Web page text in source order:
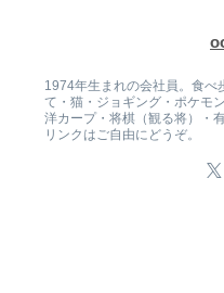
1974年生まれの会社員。食べ
て・猫・ジョギング・ポケモ
洋カープ・将棋（観る将）・
リンクはご自由にどうぞ。